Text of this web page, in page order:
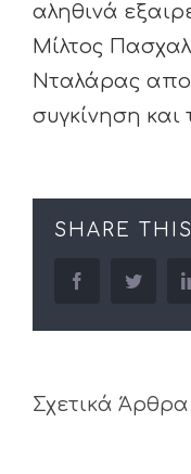
αληθινά
Μίλτος
Νταλάρας
συγκίνηση και
SHARE
facebooktwitter
Σχετικά Άρθρα